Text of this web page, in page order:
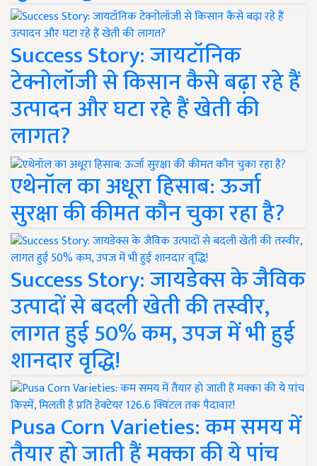
Success Story: जायटॉनिक
टेक्नोलॉजी से किसान कैसे बढ़ा रहे हैं
उत्पादन और घटा रहे हैं खेती की
लागत?
एथेनॉल का अधूरा हिसाब: ऊर्जा
सुरक्षा की कीमत कौन चुका रहा है?
Success Story: जायडेक्स के जैविक
उत्पादों से बदली खेती की तस्वीर,
लागत हुई 50% कम, उपज में भी हुई
शानदार वृद्धि!
Pusa Corn Varieties: कम समय में
तैयार हो जाती हैं मक्का की ये पांच